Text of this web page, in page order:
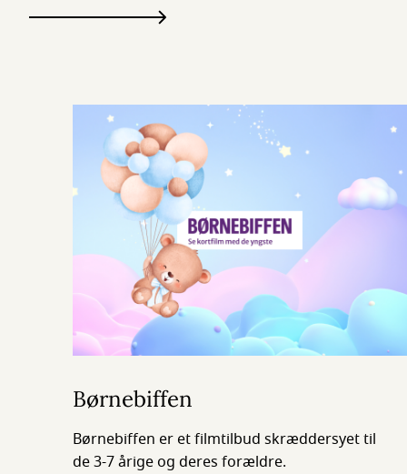
Børnebiffen
Børnebiffen er et filmtilbud skræddersyet til
de 3-7 årige og deres forældre.